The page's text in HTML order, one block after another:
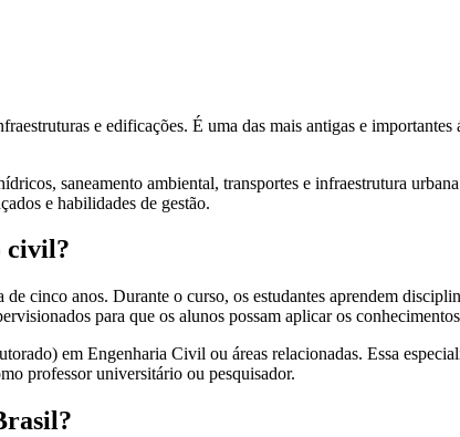
e edificações. É uma das mais antigas e importantes
saneamento ambiental, transportes e infraestrutura
e habilidades de gestão.
civil?
cinco anos. Durante o curso, os estudantes aprendem
para que os alunos possam aplicar os
em Engenharia Civil ou áreas relacionadas. Essa
professor universitário ou pesquisador.